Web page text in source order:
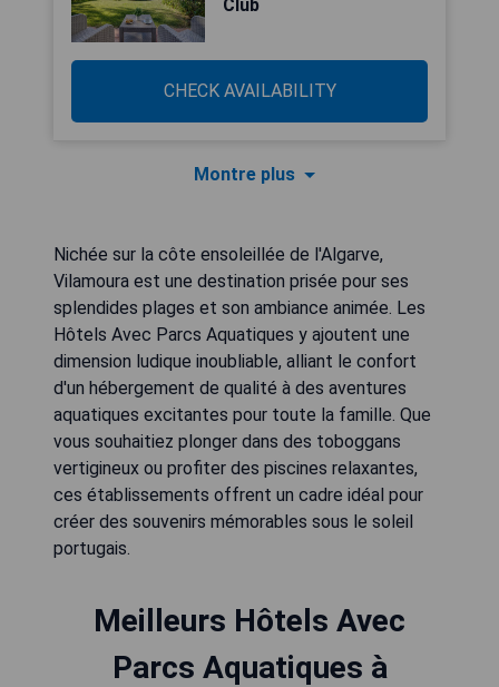
Club
CHECK AVAILABILITY
Montre plus
Nichée sur la côte ensoleillée de l'Algarve,
Vilamoura est une destination prisée pour ses
splendides plages et son ambiance animée. Les
Hôtels Avec Parcs Aquatiques y ajoutent une
dimension ludique inoubliable, alliant le confort
d'un hébergement de qualité à des aventures
aquatiques excitantes pour toute la famille. Que
vous souhaitiez plonger dans des toboggans
vertigineux ou profiter des piscines relaxantes,
ces établissements offrent un cadre idéal pour
créer des souvenirs mémorables sous le soleil
portugais.
Meilleurs Hôtels Avec
Parcs Aquatiques à